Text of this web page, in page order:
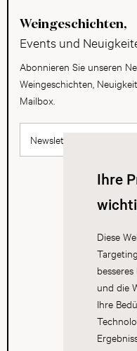
Ihre
Diese
und die
Ihre
Weingeschichten,
Events und
Abonnieren Sie unseren
Weingeschichten,
Mailbox.
Newsletter abonnieren